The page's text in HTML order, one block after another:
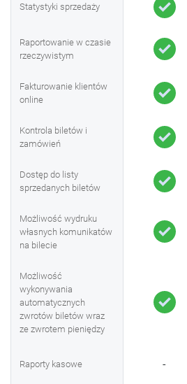
Statystyki sprzedaży
Raportowanie w czasie
rzeczywistym
Fakturowanie klientów
online
Kontrola biletów i
zamówień
Dostęp do listy
sprzedanych biletów
Możliwość wydruku
własnych komunikatów
na bilecie
Możliwość
wykonywania
automatycznych
zwrotów biletów wraz
ze zwrotem pieniędzy
Raporty kasowe -